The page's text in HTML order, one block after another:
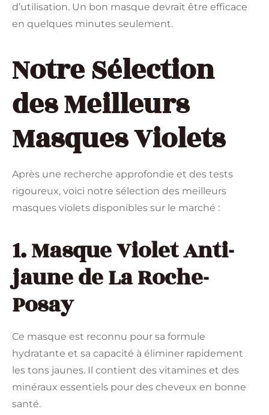
d’utilisation. Un bon masque devrait être efficace
en quelques minutes seulement.
Notre Sélection
des Meilleurs
Masques Violets
Après une recherche approfondie et des tests
rigoureux, voici notre sélection des meilleurs
masques violets disponibles sur le marché :
1. Masque Violet Anti-
jaune de La Roche-
Posay
Ce masque est reconnu pour sa formule
hydratante et sa capacité à éliminer rapidement
les tons jaunes. Il contient des vitamines et des
minéraux essentiels pour des cheveux en bonne
santé.